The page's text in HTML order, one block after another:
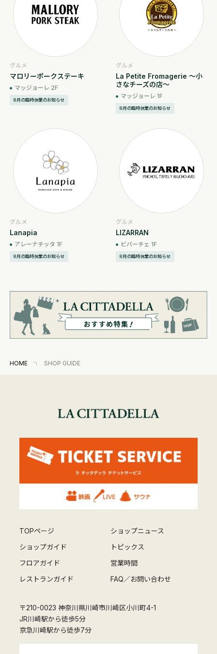
グルメ
マロリーポークステーキ
マッジョーレ 2F
8月の臨時休業のお知らせ
グルメ
La Petite Fromagerie ～小
さなチーズの店～
マッジョーレ 1F
8月の臨時休業のお知らせ
グルメ
Lanapia
アレーナチッタ 1F
8月の臨時休業のお知らせ
グルメ
LIZARRAN
ビバーチェ 1F
8月の臨時休業のお知らせ
HOME SHOP GUIDE
TOPページ
ショップニュース
ショップガイド
トピックス
フロアガイド
営業時間
レストランガイド
FAQ／お問い合わせ
〒210-0023 神奈川県川崎市川崎区小川町4-1
JR川崎駅から徒歩5分
京急川崎駅から徒歩7分